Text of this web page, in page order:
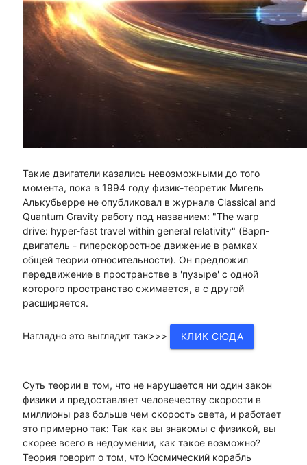
Такие двигатели казались невозможными до того
момента, пока в 1994 году физик-теоретик Мигель
Алькубьерре не опубликовал в журнале Classical and
Quantum Gravity работу под названием: "The warp
drive: hyper-fast travel within general relativity" (Варп-
двигатель - гиперскоростное движение в рамках
общей теории относительности). Он предложил
передвижение в пространстве в 'пузыре' с одной
которого пространство сжимается, а с другой
расширяется.
Наглядно это выглядит так>>> КЛИК СЮДА
Суть теории в том, что не нарушается ни один закон
физики и предоставляет человечеству скорости в
миллионы раз больше чем скорость света, и работает
это примерно так: Так как вы знакомы с физикой, вы
скорее всего в недоумении, как такое возможно?
Теория говорит о том, что Космический корабль